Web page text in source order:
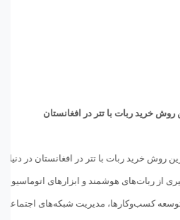
در دنیای دیجیتالی امروز،
شبکه‌های اجتماعی و حتی انجام معاملات